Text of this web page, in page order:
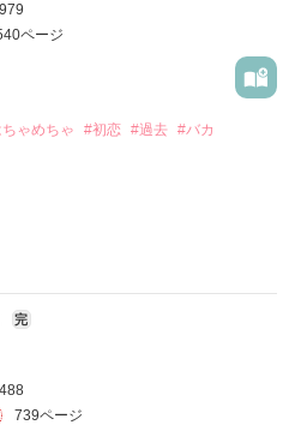
て働くリリィ
な人間と出会う！
が狂わされていく…
さに目覚める
っ！！
を読む
常を覗いて行ってくださいな♡
、大変お待たせしました！
て泣ける日常コメディ♪
だ兄弟に成り立ての頃のお話
て嫌いっ！！」
物？」
ページ
ゃめちゃ #初恋 #過去 #バカ
った
完
739ページ